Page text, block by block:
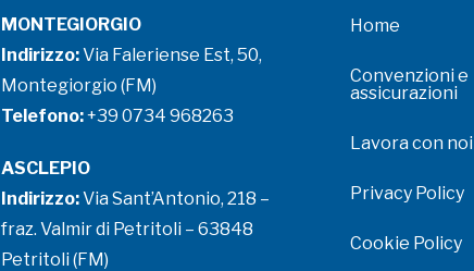
MONTEGIORGIO
Indirizzo:Via Faleriense Est, 50,
Montegiorgio (FM)
Telefono:+39 0734 968263
ASCLEPIO
Indirizzo:Via Sant’Antonio, 218 –
fraz. Valmir di Petritoli – 63848
Petritoli (FM)
Home
Convenzioni e
assicurazioni
Lavora con noi
Privacy Policy
Cookie Policy